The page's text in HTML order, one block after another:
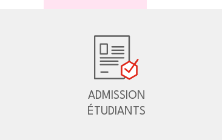
ADMISSION
ÉTUDIANTS